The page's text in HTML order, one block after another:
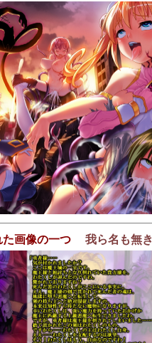
た画像の一つ 我ら名も無